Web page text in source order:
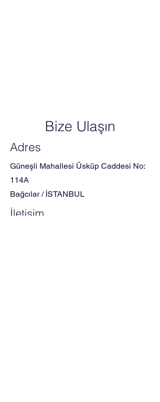
Bize Ulaşın
Adres
Güneşli Mahallesi Üsküp Caddesi No:
114A
Bağcılar / İSTANBUL
İletişim